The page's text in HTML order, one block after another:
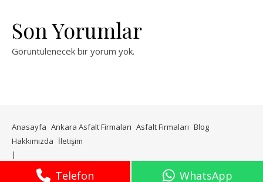
Son Yorumlar
Görüntülenecek bir yorum yok.
Anasayfa Ankara Asfalt Firmaları Asfalt Firmaları Blog
Hakkımızda İletişim
tarafından Ashe teması.
Telefon WhatsApp